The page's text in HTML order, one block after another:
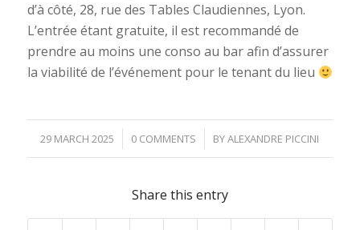
d’à côté, 28, rue des Tables Claudiennes, Lyon.
L’entrée étant gratuite, il est recommandé de
prendre au moins une conso au bar afin d’assurer
la viabilité de l’événement pour le tenant du lieu
29 MARCH 2025
/ 0 COMMENTS
/ BYALEXANDRE PICCINI
Share this entry